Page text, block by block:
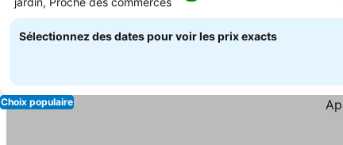
Sélectionnez des dates pour voir les prix exacts
Choix populaire